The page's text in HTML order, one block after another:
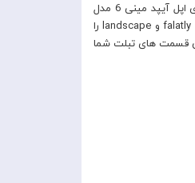
کیف کلاسوری یونیک مدل Transforma از جنس ترموپلاستیک می باشد که علاوه بر مقاومت بالایی که در برابر ضربات دارد، از طول عمر بالایی نیز برخودار است. این کیف مناسب برای اپل آیپد مینی 6 مدل
2021 طراحی شده است که دارای یک پوشش داخلی ایمنی و بدنه ای مقاوم می باشد که از تبلت شما به خوبی محافظت می کند. کیف یونیک همچنین قابلیت قرار گیری در حالت های falatly و landscape را
قسمت های تبلت شما